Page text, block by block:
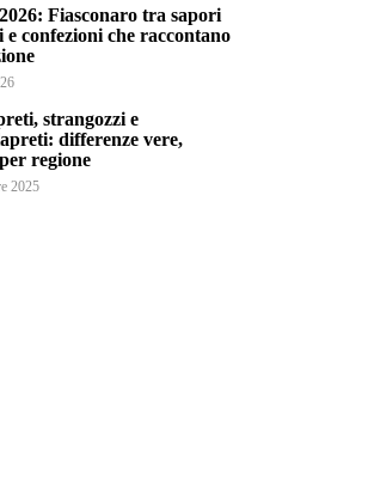
Fiasconaro tra sapori
e confezioni che raccontano
strangozzi e
differenze vere,
regione
2025